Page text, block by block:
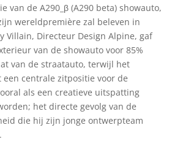
van de A290_β (A290 beta) showauto,
wereldpremière zal beleven in
Villain, Directeur Design Alpine, gaf
van de showauto voor 85%
van de straatauto, terwijl het
centrale zitpositie voor de
als een creatieve uitspatting
het directe gevolg van de
die hij zijn jonge ontwerpteam